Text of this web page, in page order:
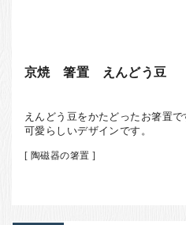
京焼 箸置 えんどう豆
えんどう豆をかたどったお箸置で
可愛らしいデザインです。
[ 陶磁器の箸置 ]